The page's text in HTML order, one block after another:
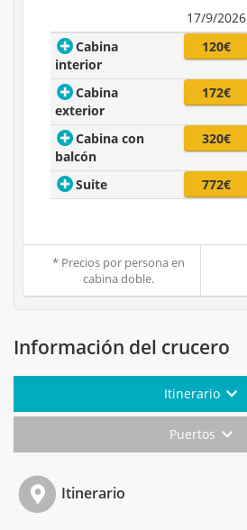
17/9/2026
Cabina
interior
120€
Cabina
exterior
172€
Cabina con
balcón
320€
Suite 772€
* Precios por persona en
cabina doble.
Información del crucero
Itinerario
Puertos
Itinerario